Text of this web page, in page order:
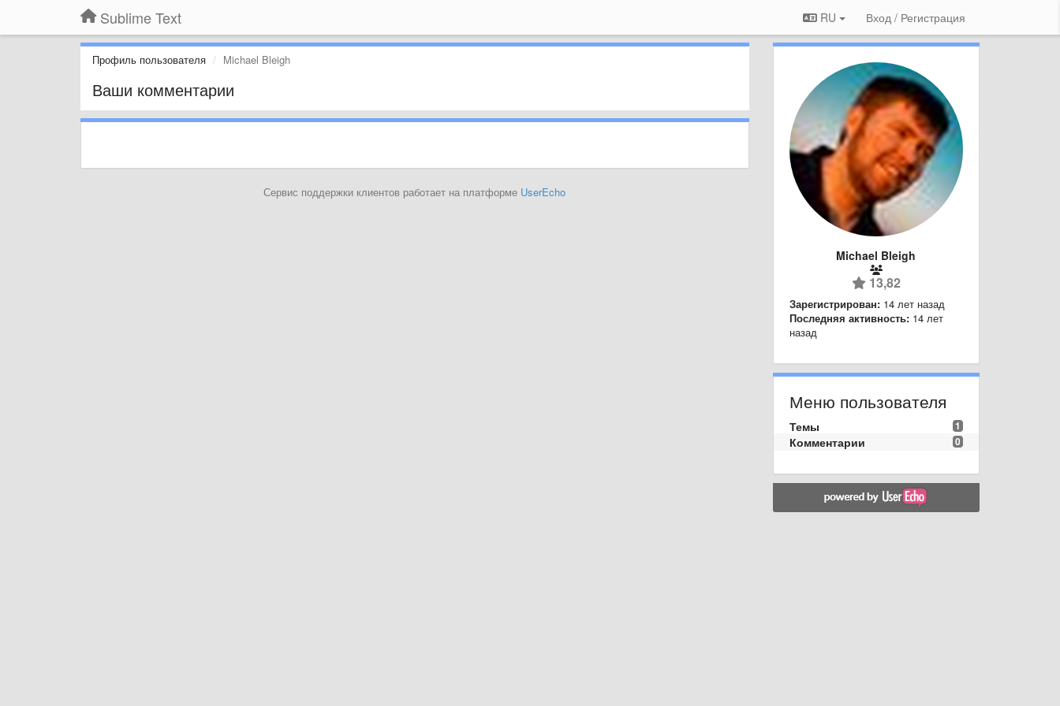
Sublime Text RU Вход / Регистрация
Профиль пользователя Michael Bleigh
Ваши комментарии
Сервис поддержки клиентов работает на платформе UserEcho
Michael Bleigh
13,82
Зарегистрирован: 14 лет назад
Последняя активность: 14 лет
назад
Меню пользователя
1
Темы
0
Комментарии